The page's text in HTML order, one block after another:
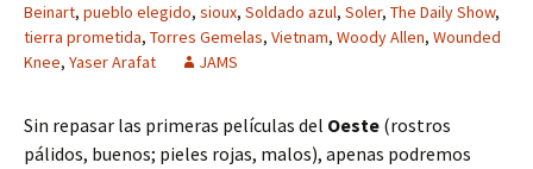
Beinart, pueblo elegido, sioux, Soldado azul, Soler, The Daily Show,
tierra prometida, Torres Gemelas, Vietnam, Woody Allen, Wounded
Knee, Yaser Arafat JAMS
Sin repasar las primeras películas del Oeste (rostros
pálidos, buenos; pieles rojas, malos), apenas podremos